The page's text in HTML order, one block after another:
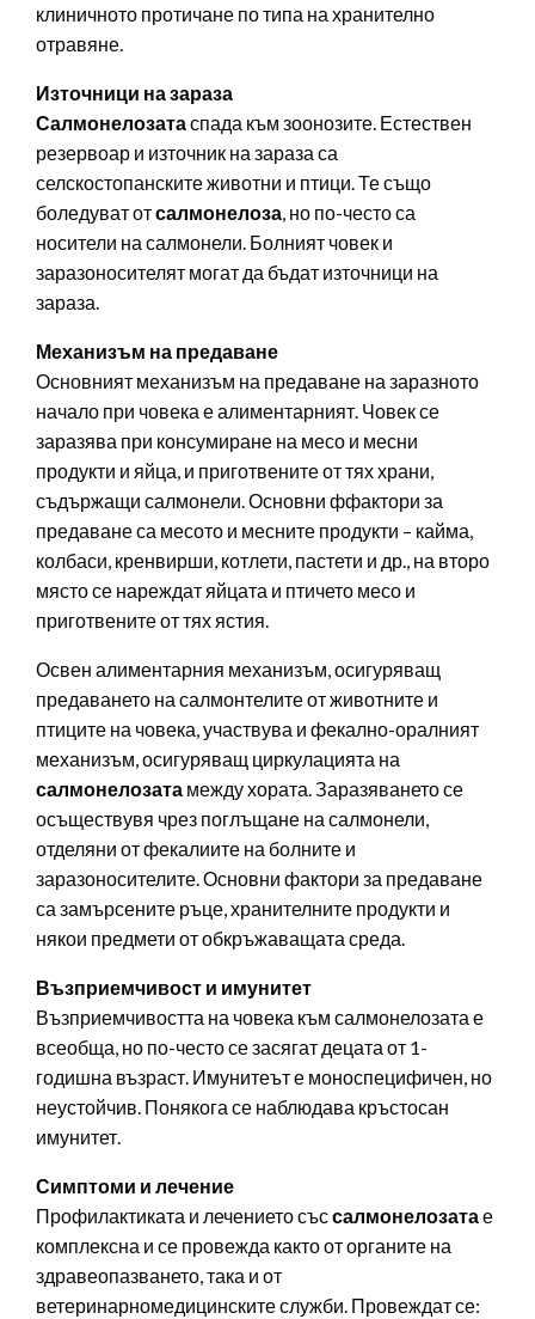
клиничното протичане по типа на хранително
отравяне.
Източници на зараза
Салмонелозата спада към зоонозите. Естествен
резервоар и източник на зараза са
селскостопанските животни и птици. Те също
боледуват отсалмонелоза , но по-често са
носители на салмонели. Болният човек и
заразоносителят могат да бъдат източници на
зараза.
Механизъм на предаване
Основният механизъм на предаване на заразното
начало при човека е алиментарният. Човек се
заразява при консумиране на месо и месни
продукти и яйца, и приготвените от тях храни,
съдържащи салмонели. Основни ффактори за
предаване са месото и месните продукти – кайма,
колбаси, кренвирши, котлети, пастети и др., на второ
място се нареждат яйцата и птичето месо и
приготвените от тях ястия.
Освен алиментарния механизъм, осигуряващ
предаването на салмонтелите от животните и
птиците на човека, участвува и фекално-оралният
механизъм, осигуряващ циркулацията на
салмонелозата между хората. Заразяването се
осъществувя чрез поглъщане на салмонели,
отделяни от фекалиите на болните и
заразоносителите. Основни фактори за предаване
са замърсените ръце, хранителните продукти и
някои предмети от обкръжаващата среда.
Възприемчивост и имунитет
Възприемчивостта на човека към салмонелозата е
всеобща, но по-често се засягат децата от 1-
годишна възраст. Имунитеът е моноспецифичен, но
неустойчив. Понякога се наблюдава кръстосан
имунитет.
Симптоми и лечение
Профилактиката и лечението съссалмонелозата е
комплексна и се провежда както от органите на
здравеопазването, така и от
ветеринарномедицинските служби. Провеждат се: